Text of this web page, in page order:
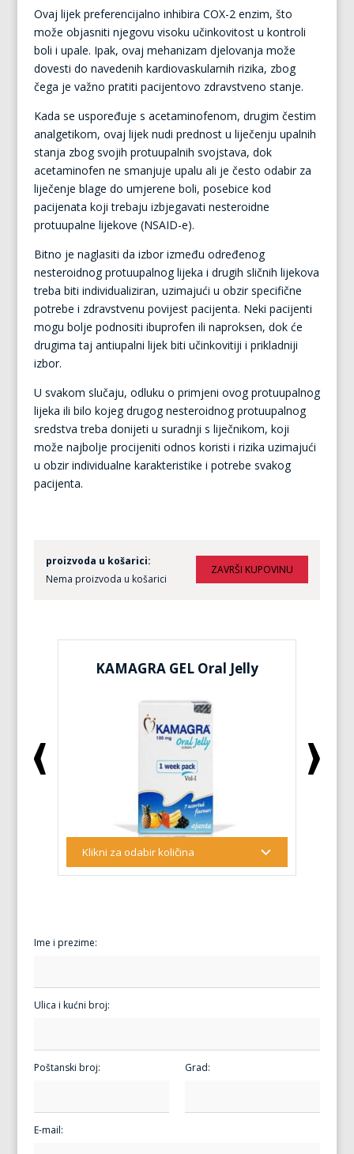
Ovaj lijek preferencijalno inhibira COX-2 enzim, što
može objasniti njegovu visoku učinkovitost u kontroli
boli i upale. Ipak, ovaj mehanizam djelovanja može
dovesti do navedenih kardiovaskularnih rizika, zbog
čega je važno pratiti pacijentovo zdravstveno stanje.
Kada se uspoređuje s acetaminofenom, drugim čestim
analgetikom, ovaj lijek nudi prednost u liječenju upalnih
stanja zbog svojih protuupalnih svojstava, dok
acetaminofen ne smanjuje upalu ali je često odabir za
liječenje blage do umjerene boli, posebice kod
pacijenata koji trebaju izbjegavati nesteroidne
protuupalne lijekove (NSAID-e).
Bitno je naglasiti da izbor između određenog
nesteroidnog protuupalnog lijeka i drugih sličnih lijekova
treba biti individualiziran, uzimajući u obzir specifične
potrebe i zdravstvenu povijest pacijenta. Neki pacijenti
mogu bolje podnositi ibuprofen ili naproksen, dok će
drugima taj antiupalni lijek biti učinkovitiji i prikladniji
izbor.
U svakom slučaju, odluku o primjeni ovog protuupalnog
lijeka ili bilo kojeg drugog nesteroidnog protuupalnog
sredstva treba donijeti u suradnji s liječnikom, koji
može najbolje procijeniti odnos koristi i rizika uzimajući
u obzir individualne karakteristike i potrebe svakog
pacijenta.
proizvoda u košarici:
Nema proizvoda u košarici
KAMAGRA GEL Oral Jelly
Ime i prezime:
Ulica i kućni broj:
Poštanski broj: Grad:
E-mail: